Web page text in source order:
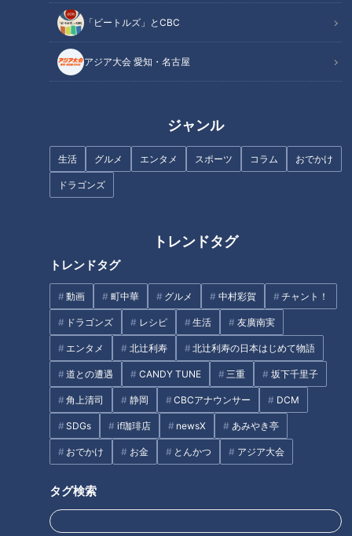
「ビートルズ」とCBC
アジア大会 愛知・名古屋
ジャンル
生活 グルメ エンタメ スポーツ コラム おでかけ
ドラゴンズ
トレンドタグ
トレンドタグ
動画 町中華 グルメ 中村彩賀 チャント！
ドラゴンズ レシピ 生活 友廣南実
エンタメ 北辻利寿 北辻利寿の日本はじめて物語
道との遭遇 CANDY TUNE 三重 坂下千里子
角上清司 静岡 CBCアナウンサー DCM
SDGs if珈琲店 newsX あみやき亭
おでかけ お金 とんかつ アジア大会
タグ検索
ジャ・グランディーバの本音が
ゴゴスマ生配信＃９【古舘伊知
郎 石井アナの股間の話が止ま
“闘将”星野仙一のリーダーシッ
プに酔いしれた日～ドラゴンズ
【お弁当マエストロ コウケンテ
ツ】①JAぎふ「枝豆」を使っ
た「枝豆とタラのつくね」
作れば作るほど赤字…閉店寸前
のシフォンケーキ店を日本最高
峰パティシエがお助け！
タグ
エンタメ ゴゴスマ 石井亮次